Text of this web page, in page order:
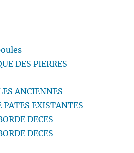
DES PIERRES
ANCIENNES
PATES EXISTANTES
DECES
DECES